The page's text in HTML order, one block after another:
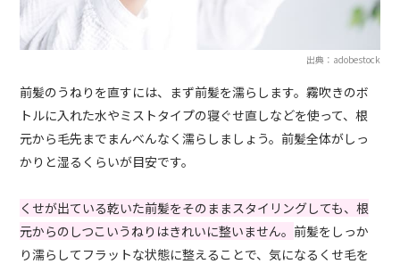
出典：adobestock
前髪のうねりを直すには、まず前髪を濡らします。霧吹きのボ
トルに入れた水やミストタイプの寝ぐせ直しなどを使って、根
元から毛先までまんべんなく濡らしましょう。前髪全体がしっ
かりと湿るくらいが目安です。
くせが出ている乾いた前髪をそのままスタイリングしても、根
元からのしつこいうねりはきれいに整いません。 前髪をしっか
り濡らしてフラットな状態に整えることで、気になるくせ毛を